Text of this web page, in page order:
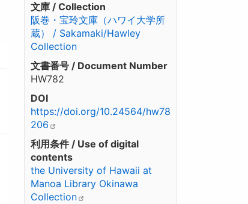
文庫 / Collection
阪巻・宝玲文庫（ハワイ大学所
蔵） / Sakamaki/Hawley
Collection
文書番号 / Document Number
HW782
DOI
https://doi.org/10.24564/hw78
206
利用条件 / Use of digital
contents
the University of Hawaii at
Manoa Library Okinawa
Collection